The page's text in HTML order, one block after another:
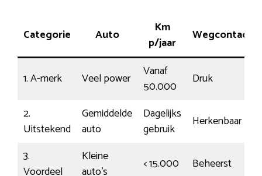
Categorie Auto
Km
p/jaar
Wegcontact
1. A-merk Veel power
Vanaf
50.000
Druk
2.
Uitstekend
Gemiddelde
auto
Dagelijks
gebruik
Herkenbaar
3.
Voordeel
Kleine
auto’s
< 15.000 Beheerst